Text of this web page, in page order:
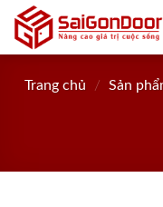
Skip
content
Trang chủ / Sản